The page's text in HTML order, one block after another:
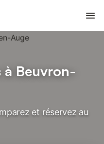
à Beuvron-
et réservez au